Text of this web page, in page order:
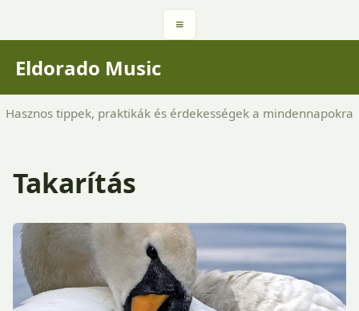
≡
Eldorado Music
Hasznos tippek, praktikák és érdekességek a mindennapokra
Takarítás